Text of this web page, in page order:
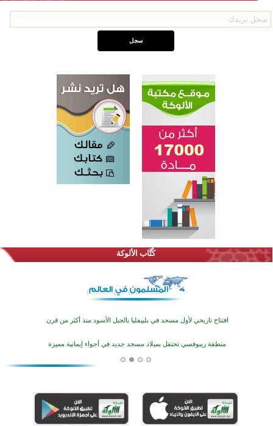
كُتَّاب الألوكة
اختتام الدورة التاسعة لمسابقة حفظ وتلاوة القرآن الكريم في أزناكاييف
تيسليتش تختتم برنامجا تعليميا لتعزيز القيم وبناء الشخصية للشباب المسلمين
اختتام منافسات قرآنية متميزة في بنغلاديش بمشاركة 3000 متسابق
أكبر مشروع إسلامي في ريف أستراليا يفتتح أبوابه بعد سنوات من العمل والعطاء
اختتام الدورة التاسعة لمسابقة حفظ وتلاوة القرآن الكريم في أزناكاييف